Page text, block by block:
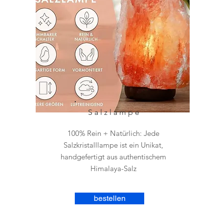
Salzlampe
100% Rein + Natürlich: Jede
Salzkristalllampe ist ein Unikat,
handgefertigt aus authentischem
Himalaya-Salz
bestellen